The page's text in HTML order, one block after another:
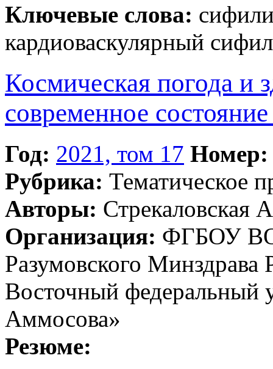
Ключевые слова:
кардиоваскулярный
Космическая погода и
современное
Год: 2021, том 17 Номер:
Рубрика: Тематическое
Авторы:
Организация: ФГБОУ
Разумовского
Восточный федеральный
Аммосова»
Резюме: